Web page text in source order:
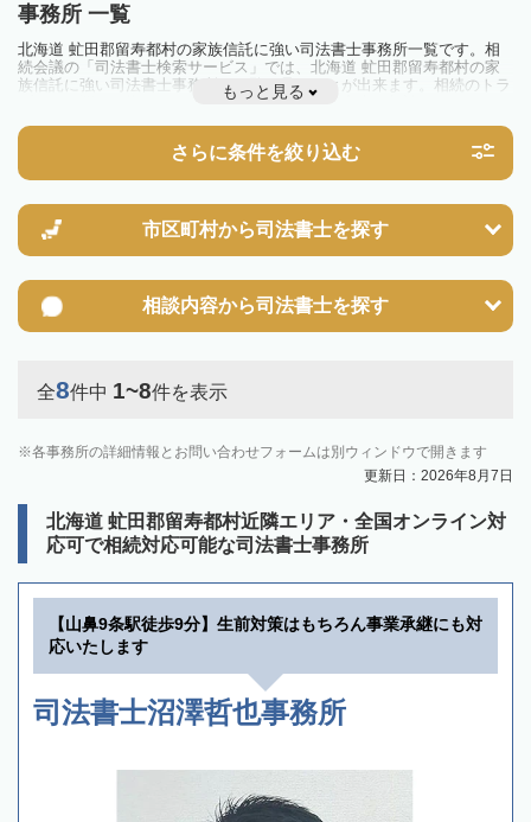
事務所 一覧
北海道 虻田郡留寿都村の家族信託に強い司法書士事務所一覧です。相
続会議の「司法書士検索サービス」では、北海道 虻田郡留寿都村の家
族信託に強い司法書士事務所を一覧で見ることが出来ます。相続のトラ
ブルやお悩みを抱えている方は一度近隣の司法書士に相談してみましょ
もっと見る
さらに条件を絞り込む
市区町村から司法書士を探す
相談内容から司法書士を探す
全8件中 1~8件を表示
各事務所の詳細情報とお問い合わせフォームは別ウィンドウで開きます
更新日：2026年8月7日
北海道 虻田郡留寿都村近隣エリア・全国オンライン対
応可で相続対応可能な司法書士事務所
【山鼻9条駅徒歩9分】生前対策はもちろん事業承継にも対
応いたします
司法書士沼澤哲也事務所